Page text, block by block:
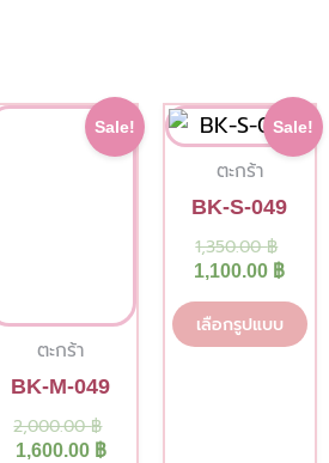
Sale!
ตะกร้า
BK-M-049
2,000.00฿
Original
price
1,600.00 ฿
Current
price
This
product
multiple
variants.
options
Sale!
ตะกร้า
BK-S-049
1,350.00฿
price
1,100.00 ฿
price
เลือกรูปแบบ